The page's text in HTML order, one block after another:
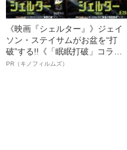
《映画『シェルター』》ジェイ
ソン・ステイサムがお盆を“打
破”する!!《「眠眠打破」コラ
ボ》
PR（キノフィルムズ）